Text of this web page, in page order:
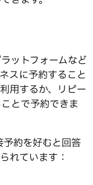
ットフォームなど
スに予約すること
用するか、リピー
とで予約できま
約を好むと回答
れています：